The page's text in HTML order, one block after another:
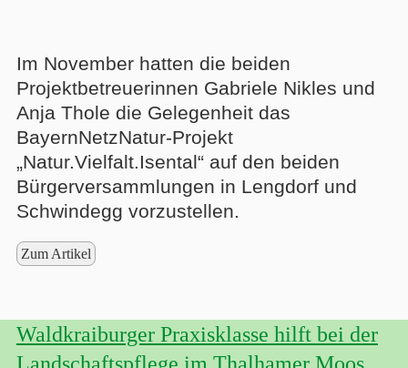
Im November hatten die beiden
Projektbetreuerinnen Gabriele Nikles und
Anja Thole die Gelegenheit das
BayernNetzNatur-Projekt
„Natur.Vielfalt.Isental“ auf den beiden
Bürgerversammlungen in Lengdorf und
Schwindegg vorzustellen.
Zum Artikel
Waldkraiburger Praxisklasse hilft bei der